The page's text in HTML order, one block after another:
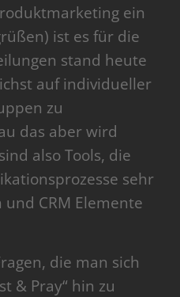
ein
ist es für die
stand heute
auf individueller
zu
das aber wird
also Tools, die
sehr
CRM Elemente
die man sich
& Pray“ hin zu